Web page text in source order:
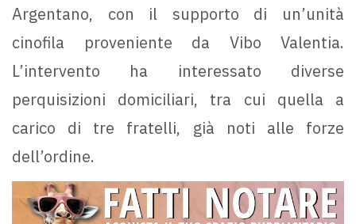
Argentano, con il supporto di un’unità
cinofila proveniente da Vibo Valentia.
L’intervento ha interessato diverse
perquisizioni domiciliari, tra cui quella a
carico di tre fratelli, già noti alle forze
dell’ordine.